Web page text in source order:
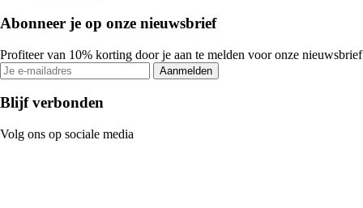
Abonneer je op onze nieuwsbrief
Profiteer van 10% korting door je aan te melden voor onze nieuwsbrief
Aanmelden
Blijf verbonden
Volg ons op sociale media